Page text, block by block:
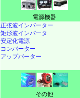
電源機器
正弦波インバーター
矩形波インバータ
安定化電源
コンバーター
アップバーター
その他